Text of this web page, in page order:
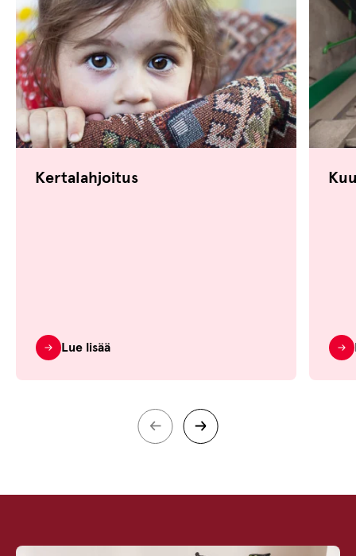
Kertalahjoitus
Lue lisää